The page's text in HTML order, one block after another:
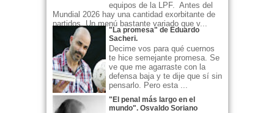
equipos de la LPF. Antes del
Mundial 2026 hay una cantidad exorbitante de
partidos. Un menú bastante variado que v...
"La promesa" de Eduardo
Sacheri.
Decime vos para qué cuernos
te hice semejante promesa. Se
ve que me agarraste con la
defensa baja y te dije que sí sin
pensarlo. Pero esta ...
"El penal más largo en el
mundo". Osvaldo Soriano